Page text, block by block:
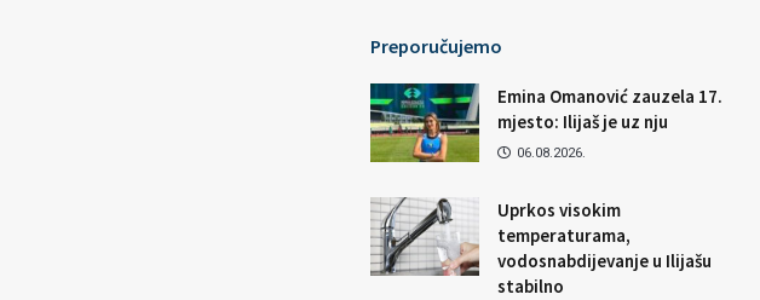
Preporučujemo
Emina Omanović zauzela 17.
mjesto: Ilijaš je uz nju
06.08.2026.
Uprkos visokim
temperaturama,
vodosnabdijevanje u Ilijašu
stabilno